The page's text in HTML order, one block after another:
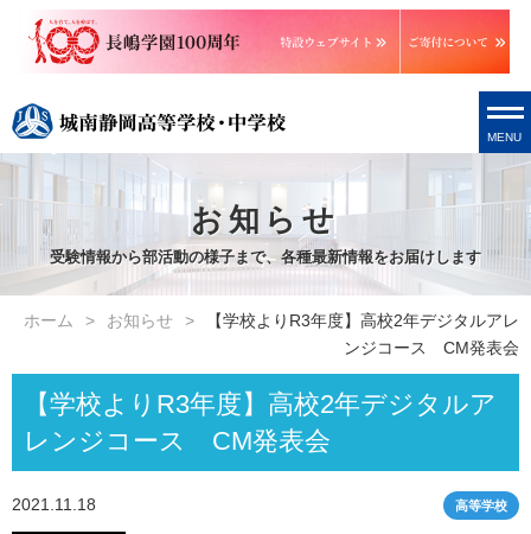
MENU
お知らせ
受験情報から部活動の様子まで、各種最新情報をお届けします
ホーム お知らせ
【学校よりR3年度】高校2年デジタルアレ
ンジコース CM発表会
【学校よりR3年度】高校2年デジタルア
レンジコース CM発表会
2021.11.18 高等学校